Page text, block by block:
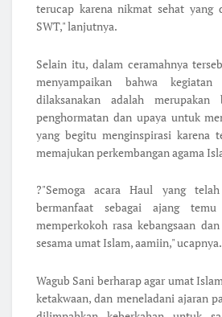
terucap karena nikmat sehat yang
SWT," lanjutnya.
Selain itu, dalam ceramahnya
menyampaikan bahwa
dilaksanakan adalah
penghormatan dan upaya untuk
yang begitu menginspirasi karena
memajukan perkembangan agama
?"Semoga acara Haul yang
bermanfaat sebagai ajang
memperkokoh rasa kebangsaan
sesama umat Islam, aamiin," ucapnya.
Wagub Sani berharap agar umat
ketakwaan, dan meneladani ajaran